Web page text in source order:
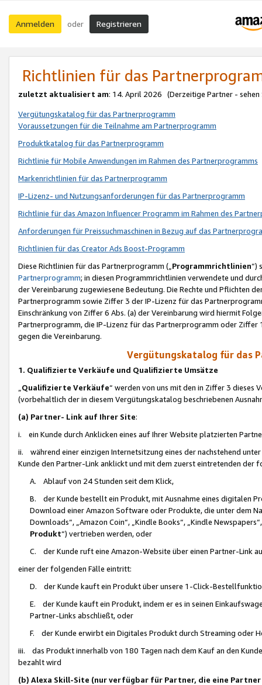
Anmelden oder Registrieren
Richtlinien für das
zuletzt aktualisiert am: 14. April 2026 (Derzeitige Partner - sehen
Vergütungskatalog für das Partnerprogramm
Voraussetzungen für die Teilnahme am Partnerprogramm
Produktkatalog für das Partnerprogramm
Richtlinie für Mobile Anwendungen im Rahmen des Partnerprogramms
Markenrichtlinien für das Partnerprogramm
IP-Lizenz- und Nutzungsanforderungen für das Partnerprogramm
Richtlinie für das Amazon Influencer Programm im Rahmen des
Anforderungen für Preissuchmaschinen in Bezug auf das
Richtlinien für das Creator Ads Boost-Programm
Diese Richtlinien für das Partnerprogramm („Programmrichtlinien“)
Partnerprogramm; in diesen Programmrichtlinien verwendete und
der Vereinbarung zugewiesene Bedeutung. Die Rechte und Pflichten
Partnerprogramm sowie Ziffer 3 der IP-Lizenz für das
Einschränkung von Ziffer 6 Abs. (a) der Vereinbarung wird hiermit
Partnerprogramm, die IP-Lizenz für das Partnerprogramm oder
gegen die Vereinbarung.
Vergütungskatalog für das
1. Qualifizierte Verkäufe und Qualifizierte Umsätze
Qualifizierte Verkäufe“ werden von uns mit den in Ziffer 3
(vorbehaltlich der in diesem Vergütungskatalog beschriebenen
(a) Partner- Link auf Ihrer Site:
i. ein Kunde durch Anklicken eines auf Ihrer Website platzierten
ii. während einer einzigen Internetsitzung eines der nachstehend
Kunde den Partner-Link anklickt und mit dem zuerst eintretenden der
A. Ablauf von 24 Stunden seit dem Klick,
B. der Kunde bestellt ein Produkt, mit Ausnahme eines digitalen
Download einer Amazon Software oder Produkte, die unter dem
Downloads“, „Amazon Coin“, „Kindle Books“, „Kindle
Produkt“) vertrieben werden, oder
C. der Kunde ruft eine Amazon-Website über einen Partner-Link
einer der folgenden Fälle eintritt:
D. der Kunde kauft ein Produkt über unsere 1-Click-
E. der Kunde kauft ein Produkt, indem er es in seinen
Partner-Links abschließt, oder
F. der Kunde erwirbt ein Digitales Produkt durch Streaming oder
iii. das Produkt innerhalb von 180 Tagen nach dem Kauf an den
bezahlt wird
(b) Alexa Skill-Site (nur verfügbar für Partner, die eine